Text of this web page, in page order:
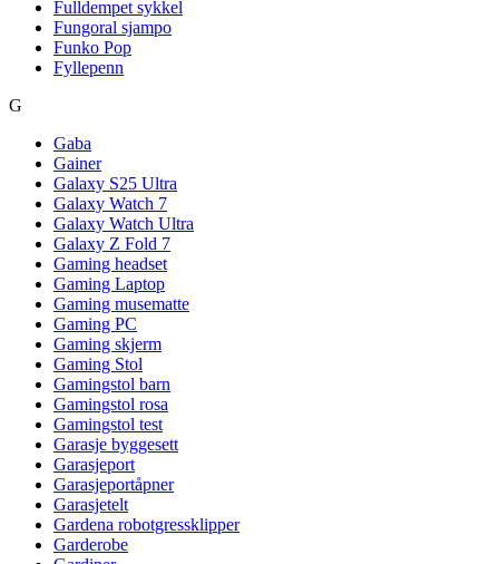
Fulldempet sykkel
Fungoral sjampo
Funko Pop
Fyllepenn
G
Gaba
Gainer
Galaxy S25 Ultra
Galaxy Watch 7
Galaxy Watch Ultra
Galaxy Z Fold 7
Gaming headset
Gaming Laptop
Gaming musematte
Gaming PC
Gaming skjerm
Gaming Stol
Gamingstol barn
Gamingstol rosa
Gamingstol test
Garasje byggesett
Garasjeport
Garasjeportåpner
Garasjetelt
Gardena robotgressklipper
Garderobe